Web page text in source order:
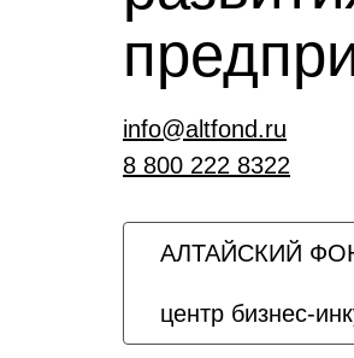
info@altfond.ru
8 800 222 8322
АЛТАЙСКИЙ
центр бизнес-